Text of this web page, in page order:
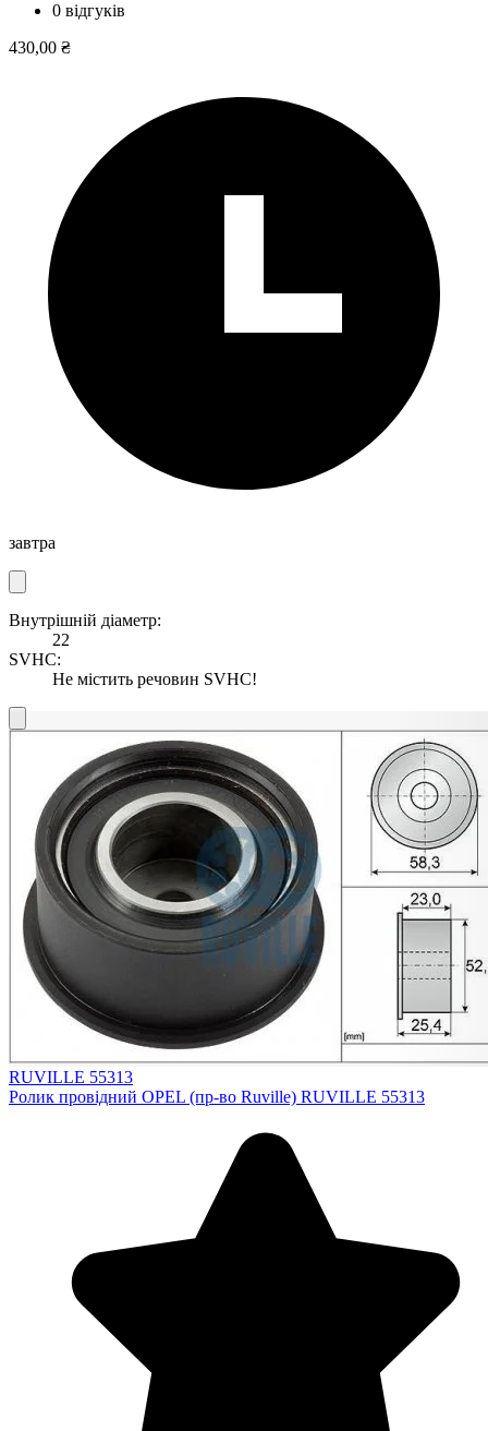
0 відгуків
430,00 ₴
завтра
Внутрішній діаметр:
22
SVHC:
Не містить речовин SVHC!
RUVILLE 55313
Ролик провідний OPEL (пр-во Ruville) RUVILLE 55313